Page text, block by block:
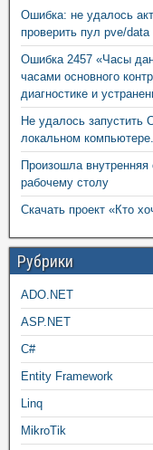
Ошибка: не удалось
проверить пул pve/data
Ошибка 2457 «Часы
часами основного
диагностике и
Не удалось запустить
локальном компьютере.
Произошла
рабочему столу
Скачать проект «Кто
Рубрики
ADO.NET
ASP.NET
C#
Entity Framework
Linq
MikroTik